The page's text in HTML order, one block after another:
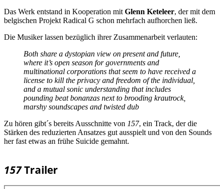
Das Werk entstand in Kooperation mit Glenn Keteleer, der mit dem
belgischen Projekt Radical G schon mehrfach aufhorchen ließ.
Die Musiker lassen bezüglich ihrer Zusammenarbeit verlauten:
Both share a dystopian view on present and future,
where it’s open season for governments and
multinational corporations that seem to have received a
license to kill the privacy and freedom of the individual,
and a mutual sonic understanding that includes
pounding beat bonanzas next to brooding krautrock,
marshy soundscapes and twisted dub
Zu hören gibt´s bereits Ausschnitte von 157, ein Track, der die
Stärken des reduzierten Ansatzes gut ausspielt und von den Sounds
her fast etwas an frühe Suicide gemahnt.
157Trailer